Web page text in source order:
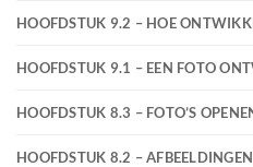
HOOFDSTUK 9.2 – HOE
HOOFDSTUK 9.1 – EEN FOTO
HOOFDSTUK 8.3 – FOTO’S
HOOFDSTUK 8.2 –